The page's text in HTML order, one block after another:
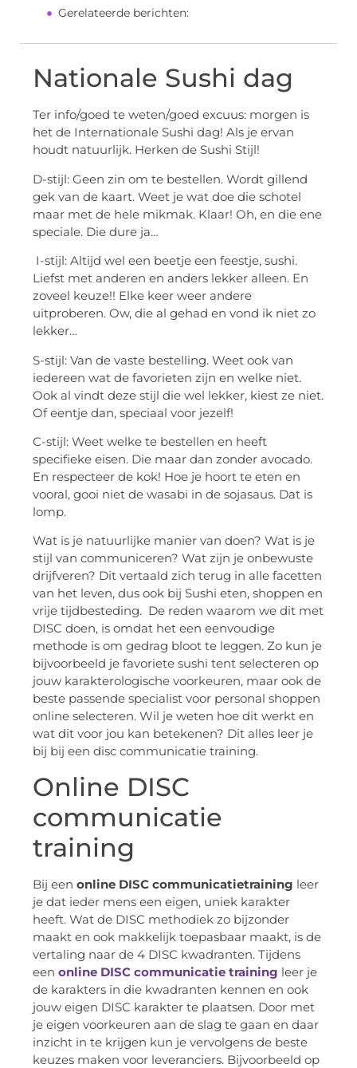
Gerelateerde berichten:
Nationale Sushi dag
Ter info/goed te weten/goed excuus: morgen is
het de Internationale Sushi dag! Als je ervan
houdt natuurlijk. Herken de Sushi Stijl!
D-stijl: Geen zin om te bestellen. Wordt gillend
gek van de kaart. Weet je wat doe die schotel
maar met de hele mikmak. Klaar! Oh, en die ene
speciale. Die dure ja…
I-stijl: Altijd wel een beetje een feestje, sushi.
Liefst met anderen en anders lekker alleen. En
zoveel keuze!! Elke keer weer andere
uitproberen. Ow, die al gehad en vond ik niet zo
lekker…
S-stijl: Van de vaste bestelling. Weet ook van
iedereen wat de favorieten zijn en welke niet.
Ook al vindt deze stijl die wel lekker, kiest ze niet.
Of eentje dan, speciaal voor jezelf!
C-stijl: Weet welke te bestellen en heeft
specifieke eisen. Die maar dan zonder avocado.
En respecteer de kok! Hoe je hoort te eten en
vooral, gooi niet de wasabi in de sojasaus. Dat is
lomp.
Wat is je natuurlijke manier van doen? Wat is je
stijl van communiceren? Wat zijn je onbewuste
drijfveren? Dit vertaald zich terug in alle facetten
van het leven, dus ook bij Sushi eten, shoppen en
vrije tijdbesteding. De reden waarom we dit met
DISC doen, is omdat het een eenvoudige
methode is om gedrag bloot te leggen. Zo kun je
bijvoorbeeld je favoriete sushi tent selecteren op
jouw karakterologische voorkeuren, maar ook de
beste passende specialist voor personal shoppen
online selecteren. Wil je weten hoe dit werkt en
wat dit voor jou kan betekenen? Dit alles leer je
bij bij een disc communicatie training.
Online DISC
communicatie
training
Bij een online DISC communicatietraining leer
je dat ieder mens een eigen, uniek karakter
heeft. Wat de DISC methodiek zo bijzonder
maakt en ook makkelijk toepasbaar maakt, is de
vertaling naar de 4 DISC kwadranten. Tijdens
een online DISC communicatie training leer je
de karakters in die kwadranten kennen en ook
jouw eigen DISC karakter te plaatsen. Door met
je eigen voorkeuren aan de slag te gaan en daar
inzicht in te krijgen kun je vervolgens de beste
keuzes maken voor leveranciers. Bijvoorbeeld op